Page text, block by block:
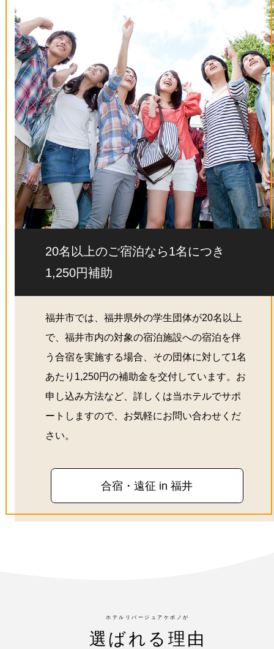
20名以上のご宿泊なら1名につき
1,250円補助
福井市では、福井県外の学生団体が20名以上
で、福井市内の対象の宿泊施設への宿泊を伴
う合宿を実施する場合、その団体に対して1名
あたり1,250円の補助金を交付しています。お
申し込み方法など、詳しくは当ホテルでサポ
ートしますので、お気軽にお問い合わせくだ
さい。
合宿・遠征 in 福井
ホテルリバージュアケボノが
選ばれる理由